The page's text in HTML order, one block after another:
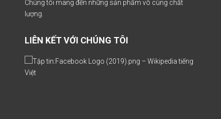
Chúng tôi mang đến những sản phẩm vô cùng chất
lượng.
LIÊN KẾT VỚI CHÚNG TÔI